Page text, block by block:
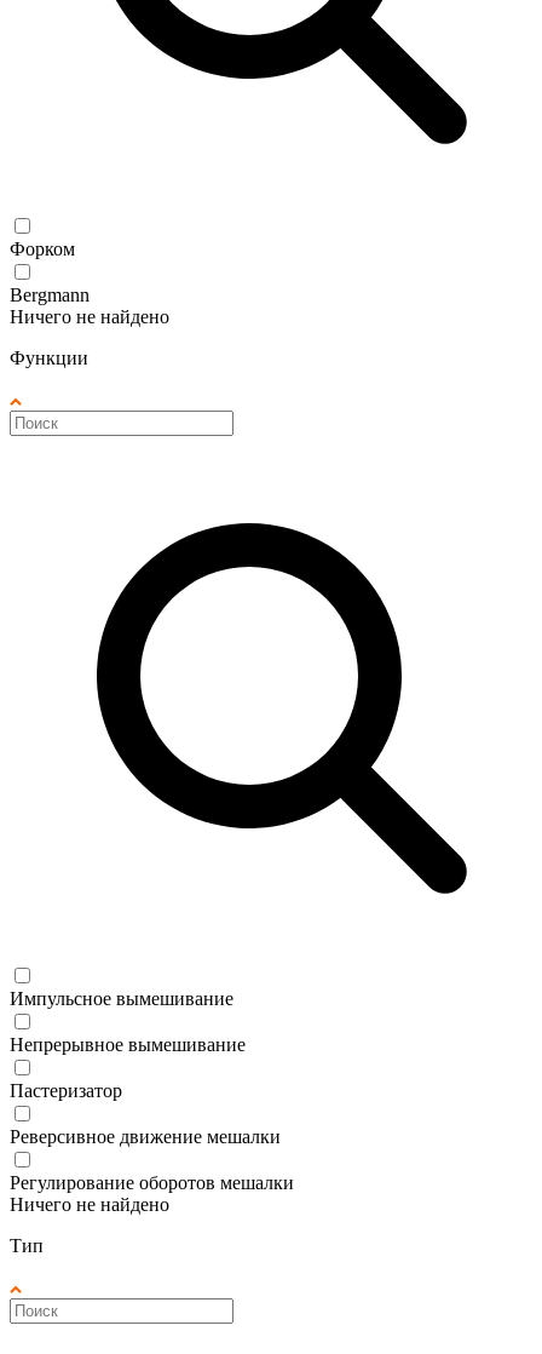
Форком
Bergmann
Ничего не найдено
Функции
Импульсное вымешивание
Непрерывное вымешивание
Пастеризатор
Реверсивное движение мешалки
Регулирование оборотов мешалки
Ничего не найдено
Тип